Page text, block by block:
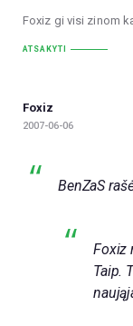
Foxiz gi visi zinom
ATSAKYTI
Foxiz
2007-06-06
BenZaS
Foxiz
Taip.